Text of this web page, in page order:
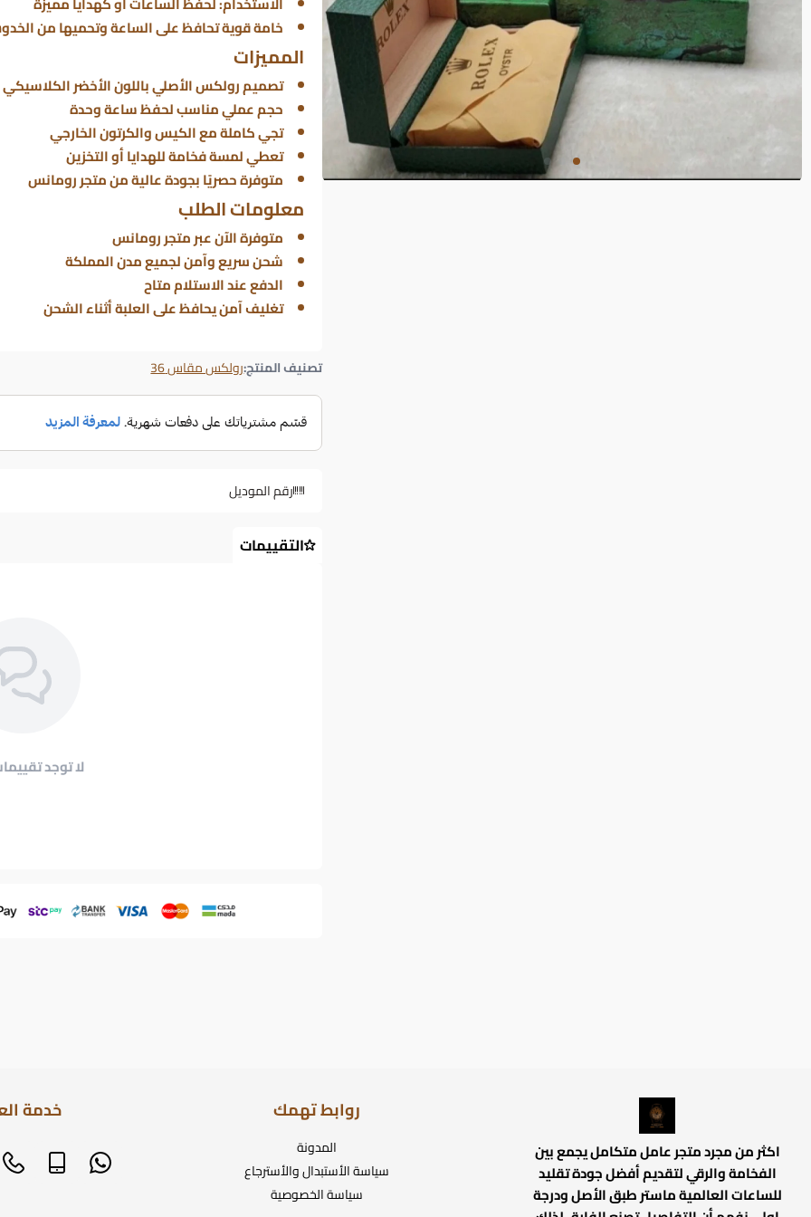
خامة قوية تحافظ على الساعة وتحميها من
المميزات
تصميم رولكس الأصلي باللون الأخضر الكلاسيكي
حجم عملي مناسب لحفظ ساعة وحدة
تجي كاملة مع الكيس والكرتون الخارجي
تعطي لمسة فخامة للهدايا أو التخزين
متوفرة حصريًا بجودة عالية من متجر رومانس
معلومات الطلب
متوفرة الآن عبر متجر رومانس
شحن سريع وآمن لجميع مدن المملكة
الدفع عند الاستلام متاح
تغليف آمن يحافظ على العلبة أثناء الشحن
تصنيف المنتج:رولكس مقاس 36
رقم الموديل
التقييمات
لا توجد
اكثر من مجرد متجر عامل متكامل يجمع بين
الفخامة والرقي لتقديم أفضل جودة تقليد
للساعات العالمية ماستر طبق الأصل ودرجة
روابط تهمك
المدونة
سياسة الأستبدال والأسترجاع
سياسة الخصوصية
خدمة